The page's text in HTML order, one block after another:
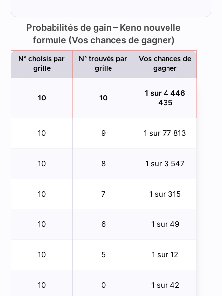
Probabilités de gain – Keno nouvelle
formule (Vos chances de gagner)
N° choisis par
grille
N° trouvés par
grille
Vos chances de
gagner
10 10
1 sur 4 446
435
10 9 1 sur 77 813
10 8 1 sur 3 547
10 7 1 sur 315
10 6 1 sur 49
10 5 1 sur 12
10 0 1 sur 42